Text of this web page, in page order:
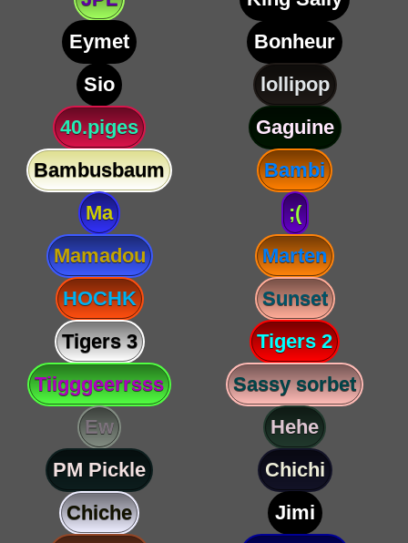
Eymet
Bonheur
Sio
lollipop
40.piges
Gaguine
Bambusbaum
Bambi
Ma
;(
Mamadou
Marten
HOCHK
Sunset
Tigers 3
Tigers 2
Tiigggeerrsss
Sassy sorbet
Ew
Hehe
PM Pickle
Chichi
Chiche
Jimi